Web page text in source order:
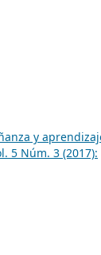
y
5 Núm. 3 (2017):